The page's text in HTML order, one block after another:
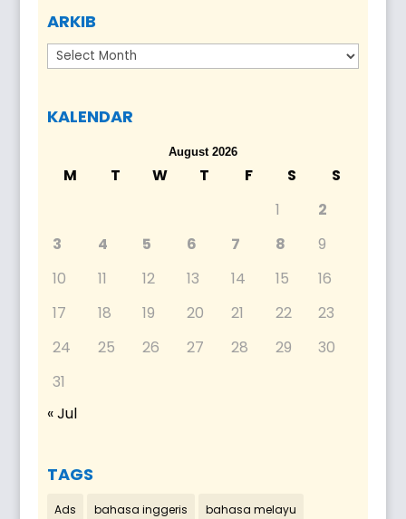
ARKIB
Arkib
KALENDAR
August 2026
M T W T F S
S
1
2
3
4 5 6 7 8
9
10
11 12 13 14 15
16
17
18 19 20 21 22
23
24
25 26 27 28 29
30
31
« Jul
TAGS
Ads bahasa inggeris bahasa melayu